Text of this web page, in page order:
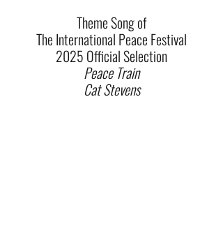
Theme Song of
The International Peace Festival
2025 Official Selection
Peace Train
Cat Stevens